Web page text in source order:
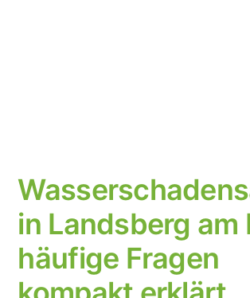
in Landsberg am
häufige Fragen